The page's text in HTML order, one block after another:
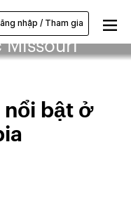
nhập / Tham gia
Missouri
nổi bật ở